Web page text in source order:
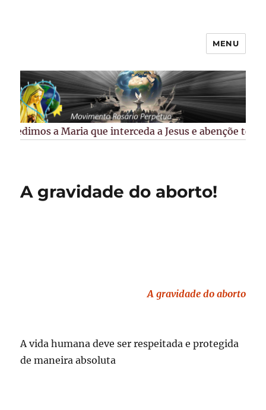
Guarapuava/PR
MENU
Pedimos a Maria que interceda a Jesus e abençõe
A gravidade do aborto!
A gravidade do aborto
A vida humana deve ser respeitada e protegida
de maneira absoluta